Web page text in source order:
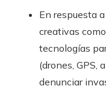
En respuesta
creativas
tecnologías
(drones, GPS,
denunciar